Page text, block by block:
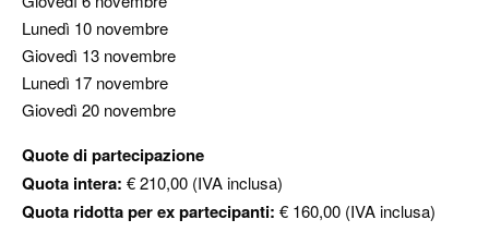
Lunedì 10 novembre
Giovedì 13 novembre
Lunedì 17 novembre
Giovedì 20 novembre
Quote di partecipazione
Quota intera: € 210,00 (IVA inclusa)
Quota ridotta per ex partecipanti: € 160,00 (IVA inclusa)